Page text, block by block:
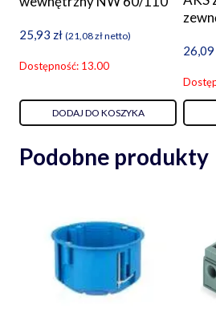
25,93 zł (21,08złnetto)
Dostępność: 13.00
DODAJ DO KOSZYKA
26,09
Podobne produkty